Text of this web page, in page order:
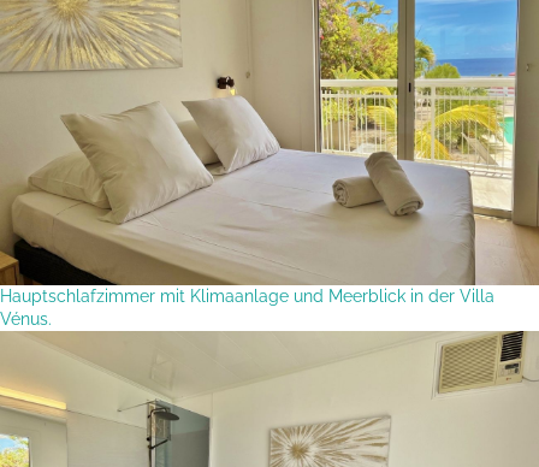
Hauptschlafzimmer mit Klimaanlage und Meerblick in der Villa
Vénus.